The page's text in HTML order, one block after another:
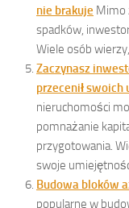
nie brakuje Mimo
spadków,
Wiele osób
Zaczynasz
przecenił
nieruchomości
pomnażanie
przygotowania.
swoje
Budowa bloków
popularne w